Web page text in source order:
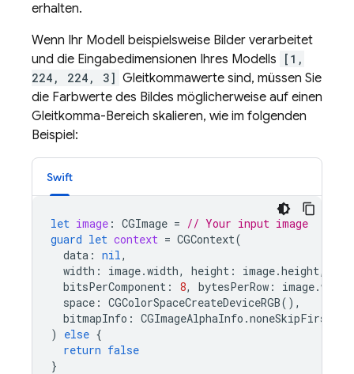
erhalten.
Wenn Ihr Modell beispielsweise Bilder verarbeitet
und die Eingabedimensionen Ihres Modells
[1,
224, 224, 3] Gleitkommawerte sind, müssen Sie
die Farbwerte des Bildes möglicherweise auf einen
Gleitkomma-Bereich skalieren, wie im folgenden
Beispiel:
Swift
let image : CGImage = // Your input image
guard let context = CGContext(
data : nil,
width : image.width, height : image.height,
bitsPerComponent : 8, bytesPerRow : image.width
space : CGColorSpaceCreateDeviceRGB(),
bitmapInfo : CGImageAlphaInfo .noneSkipFirst
)
else {
return false
}